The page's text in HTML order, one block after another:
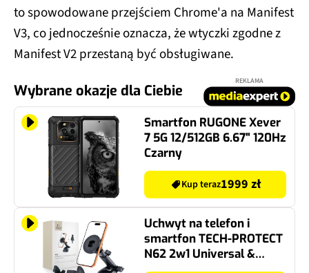
to spowodowane przejściem Chrome'a na Manifest
V3, co jednocześnie oznacza, że wtyczki zgodne z
Manifest V2 przestaną być obsługiwane.
Wybrane okazje dla Ciebie
REKLAMA
Smartfon RUGONE Xever
7 5G 12/512GB 6.67" 120Hz
Czarny
Kup teraz1999 zł
Uchwyt na telefon i
smartfon TECH-PROTECT
N62 2w1 Universal &